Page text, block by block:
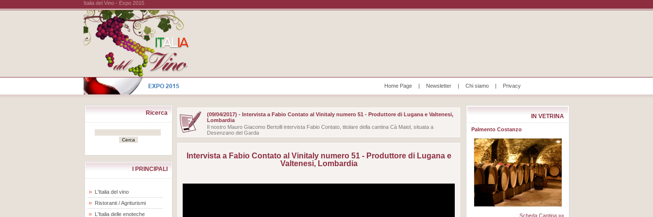
Italia del Vino - Expo 2015
Home Page | Newsletter | Chi siamo | Privacy
Ricerca
I PRINCIPALI
L'Italia del vino
Ristoranti / Agriturismi
L'Italia delle enoteche
(09/04/2017) - Intervista a Fabio Contato al Vinitaly numero 51 - Produttore di Lugana e Valtenesi,
Lombardia
Il nostro Mauro Giacomo Bertolli intervista Fabio Contato, titolare della cantina Cà Maiol, situata a
Desenzano del Garda
Intervista a Fabio Contato al Vinitaly numero 51 - Produttore di Lugana e
Valtenesi, Lombardia
IN VETRINA
Palmento Costanzo
Scheda Cantina »»